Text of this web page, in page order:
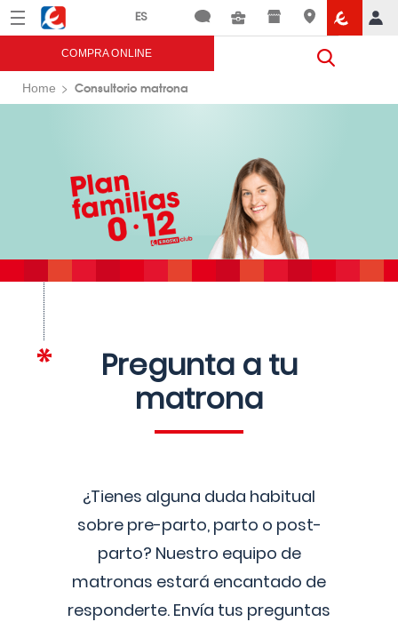
Menú Eroski
COMPRA ONLINE
Home Consultorio matrona
Pregunta a tu
matrona
¿Tienes alguna duda habitual
sobre pre-parto, parto o post-
parto? Nuestro equipo de
matronas estará encantado de
responderte. Envía tus preguntas